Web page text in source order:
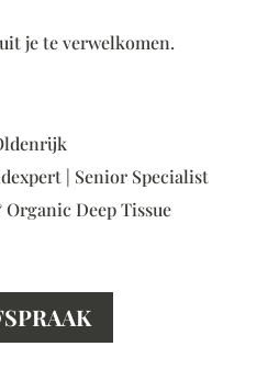
je te verwelkomen.
| Senior Specialist
Deep Tissue